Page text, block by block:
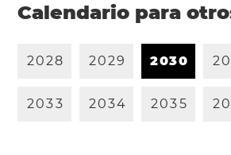
Calendario para
2028 2029 2030 20
2033 2034 2035 20